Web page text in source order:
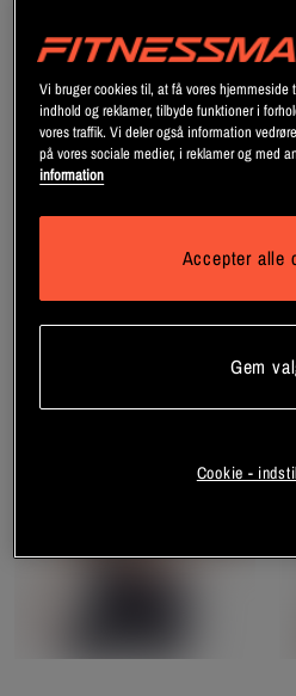
Prime Seamless Sports-bh
Hvid
Vi bruger cookies til, at få vores
indhold og reklamer, tilbyde funktioner i
vores traffik. Vi deler også information
på vores sociale medier, i reklamer og med
information
Accepter alle
Gem
Cookie -